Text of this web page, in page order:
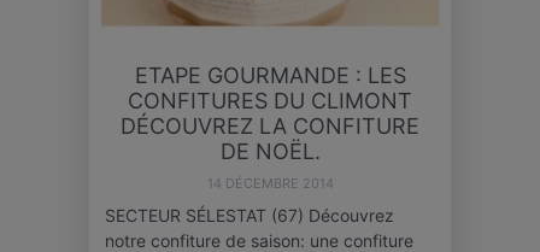
ETAPE GOURMANDE : LES
CONFITURES DU CLIMONT
DÉCOUVREZ LA CONFITURE
DE NOËL.
14 DÉCEMBRE 2014
SECTEUR SÉLESTAT (67) Découvrez
notre confiture de saison: une confiture